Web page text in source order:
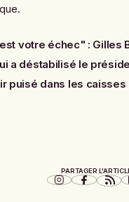
votre échec" : Gilles
a déstabilisé le
puisé dans les
PARTAGER